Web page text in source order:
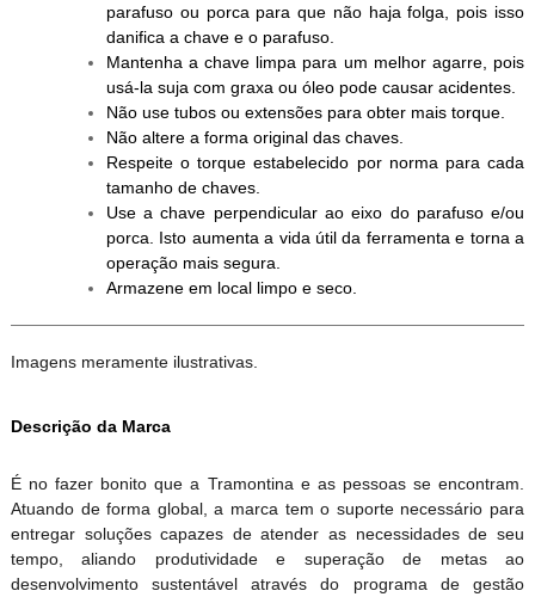
parafuso ou porca para que não haja folga, pois isso
danifica a chave e o parafuso.
Mantenha a chave limpa para um melhor agarre, pois
usá-la suja com graxa ou óleo pode causar acidentes.
Não use tubos ou extensões para obter mais torque.
Não altere a forma original das chaves.
Respeite o torque estabelecido por norma para cada
tamanho de chaves.
Use a chave perpendicular ao eixo do parafuso e/ou
porca. Isto aumenta a vida útil da ferramenta e torna a
operação mais segura.
Armazene em local limpo e seco.
Imagens meramente ilustrativas.
Descrição da Marca
É no fazer bonito que a Tramontina e as pessoas se encontram.
Atuando de forma global, a marca tem o suporte necessário para
entregar soluções capazes de atender as necessidades de seu
tempo, aliando produtividade e superação de metas ao
desenvolvimento sustentável através do programa de gestão